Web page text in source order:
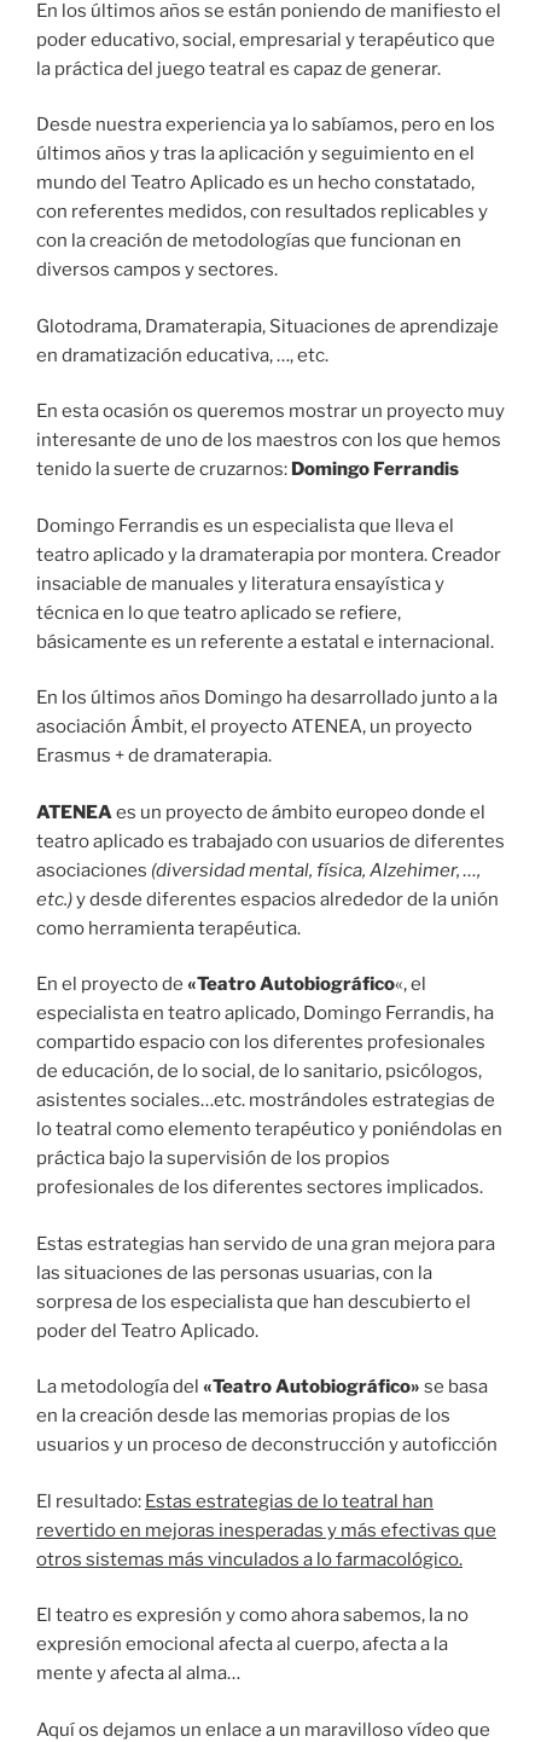
En los últimos años se están poniendo de manifiesto el
poder educativo, social, empresarial y terapéutico que
la práctica del juego teatral es capaz de generar.
Desde nuestra experiencia ya lo sabíamos, pero en los
últimos años y tras la aplicación y seguimiento en el
mundo del Teatro Aplicado es un hecho constatado,
con referentes medidos, con resultados replicables y
con la creación de metodologías que funcionan en
diversos campos y sectores.
Glotodrama, Dramaterapia, Situaciones de aprendizaje
en dramatización educativa, …, etc.
En esta ocasión os queremos mostrar un proyecto muy
interesante de uno de los maestros con los que hemos
tenido la suerte de cruzarnos: Domingo Ferrandis
Domingo Ferrandis es un especialista que lleva el
teatro aplicado y la dramaterapia por montera. Creador
insaciable de manuales y literatura ensayística y
técnica en lo que teatro aplicado se refiere,
básicamente es un referente a estatal e internacional.
En los últimos años Domingo ha desarrollado junto a la
asociación Ámbit, el proyecto ATENEA, un proyecto
Erasmus + de dramaterapia.
ATENEAes un proyecto de ámbito europeo donde el
teatro aplicado es trabajado con usuarios de diferentes
asociaciones (diversidad mental, física, Alzehimer, …,
etc.)y desde diferentes espacios alrededor de la unión
como herramienta terapéutica.
En el proyecto de «Teatro Autobiográfico«, el
especialista en teatro aplicado, Domingo Ferrandis, ha
compartido espacio con los diferentes profesionales
de educación, de lo social, de lo sanitario, psicólogos,
asistentes sociales…etc. mostrándoles estrategias de
lo teatral como elemento terapéutico y poniéndolas en
práctica bajo la supervisión de los propios
profesionales de los diferentes sectores implicados.
Estas estrategias han servido de una gran mejora para
las situaciones de las personas usuarias, con la
sorpresa de los especialista que han descubierto el
poder del Teatro Aplicado.
La metodología del «Teatro Autobiográfico» se basa
en la creación desde las memorias propias de los
usuarios y un proceso de deconstrucción y autoficción
El resultado: Estas estrategias de lo teatral han
revertido en mejoras inesperadas y más efectivas que
otros sistemas más vinculados a lo farmacológico.
El teatro es expresión y como ahora sabemos, la no
expresión emocional afecta al cuerpo, afecta a la
mente y afecta al alma…
Aquí os dejamos un enlace a un maravilloso vídeo que